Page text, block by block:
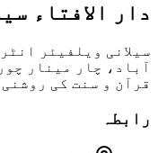
دار الافتاء
سیلانی ویلفیئر
آباد، چار مینار
قرآن و سنت کی
رابطہ